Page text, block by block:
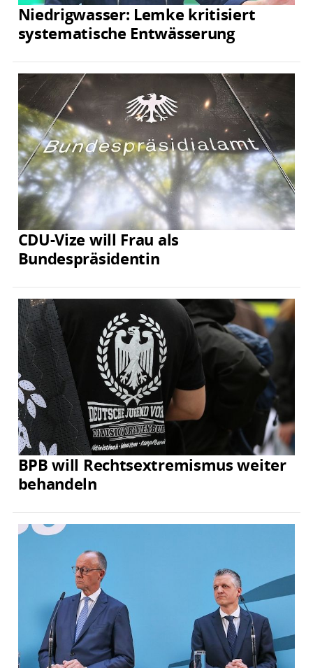
Niedrigwasser: Lemke kritisiert
systematische Entwässerung
CDU-Vize will Frau als
Bundespräsidentin
BPB will Rechtsextremismus weiter
behandeln